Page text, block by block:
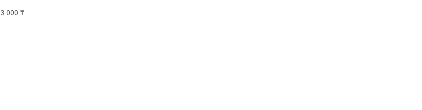
3 000 ₸